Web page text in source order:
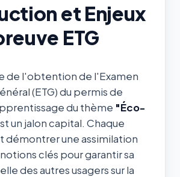
et Enjeux
ETG
de l'obtention de l'Examen
(ETG) du permis de
du thème "Éco-
un jalon capital. Chaque
démontrer une assimilation
clés pour garantir sa
des autres usagers sur la